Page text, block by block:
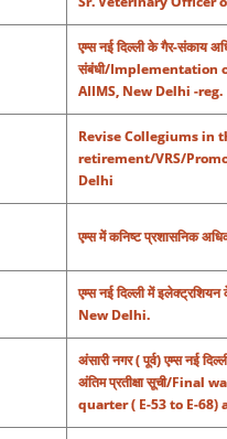
एम्स नई दिल्ली के गैर-संकाय
संबंधी/Implementation
AIIMS, New Delhi -reg.
Revise Collegiums in
retirement/VRS/
Delhi
एम्स में कनिष्ट प्रशासनिक
एम्स नई दिल्ली में
New Delhi.
अंसारी नगर ( पूर्व) एम्स नई
अंतिम प्रतीक्षा सूची/
quarter ( E-53 to E-68)